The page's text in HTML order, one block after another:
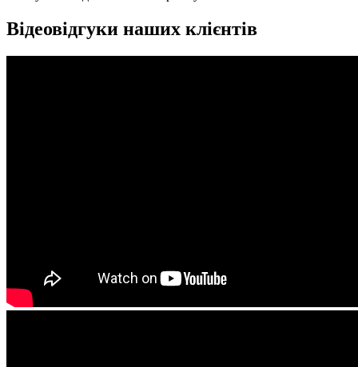
Відеовідгуки наших клієнтів